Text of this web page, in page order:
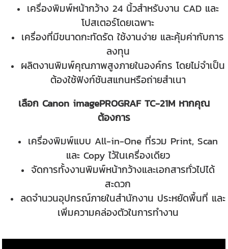
เครื่องพิมพ์หน้ากว้าง 24 นิ้วสำหรับงาน CAD และ
โปสเตอร์โดยเฉพาะ
เครื่องที่มีขนาดกะทัดรัด ใช้งานง่าย และคุ้มค่ากับการ
ลงทุน
ผลิตงานพิมพ์คุณภาพสูงภายในองค์กร โดยไม่จำเป็น
ต้องใช้ฟังก์ชันสแกนหรือถ่ายสำเนา
เลือก Canon imagePROGRAF TC-21M หากคุณ
ต้องการ
เครื่องพิมพ์แบบ All-in-One ที่รวม Print, Scan
และ Copy ไว้ในเครื่องเดียว
จัดการทั้งงานพิมพ์หน้ากว้างและเอกสารทั่วไปได้
สะดวก
ลดจำนวนอุปกรณ์ภายในสำนักงาน ประหยัดพื้นที่ และ
เพิ่มความคล่องตัวในการทำงาน